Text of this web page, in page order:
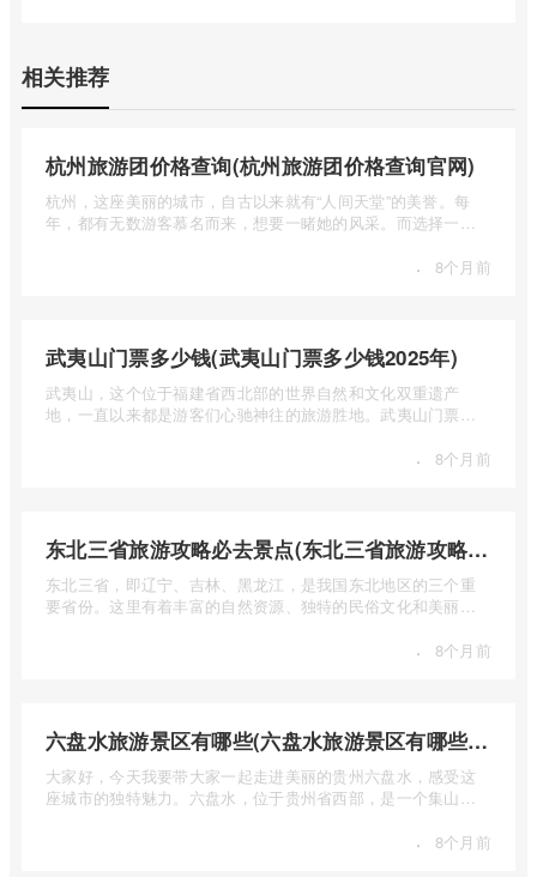
相关推荐
杭州旅游团价格查询(杭州旅游团价格查询官网)
杭州，这座美丽的城市，自古以来就有“人间天堂”的美誉。每
年，都有无数游客慕名而来，想要一睹她的风采。而选择一个
· 8个月前
武夷山门票多少钱(武夷山门票多少钱2025年)
武夷山，这个位于福建省西北部的世界自然和文化双重遗产
地，一直以来都是游客们心驰神往的旅游胜地。武夷山门票多
· 8个月前
东北三省旅游攻略必去景点(东北三省旅游攻略必去景点视频介绍)
东北三省，即辽宁、吉林、黑龙江，是我国东北地区的三个重
要省份。这里有着丰富的自然资源、独特的民俗文化和美丽的
· 8个月前
六盘水旅游景区有哪些(六盘水旅游景区有哪些景点值得去)
大家好，今天我要带大家一起走进美丽的贵州六盘水，感受这
座城市的独特魅力。六盘水，位于贵州省西部，是一个集山水
· 8个月前